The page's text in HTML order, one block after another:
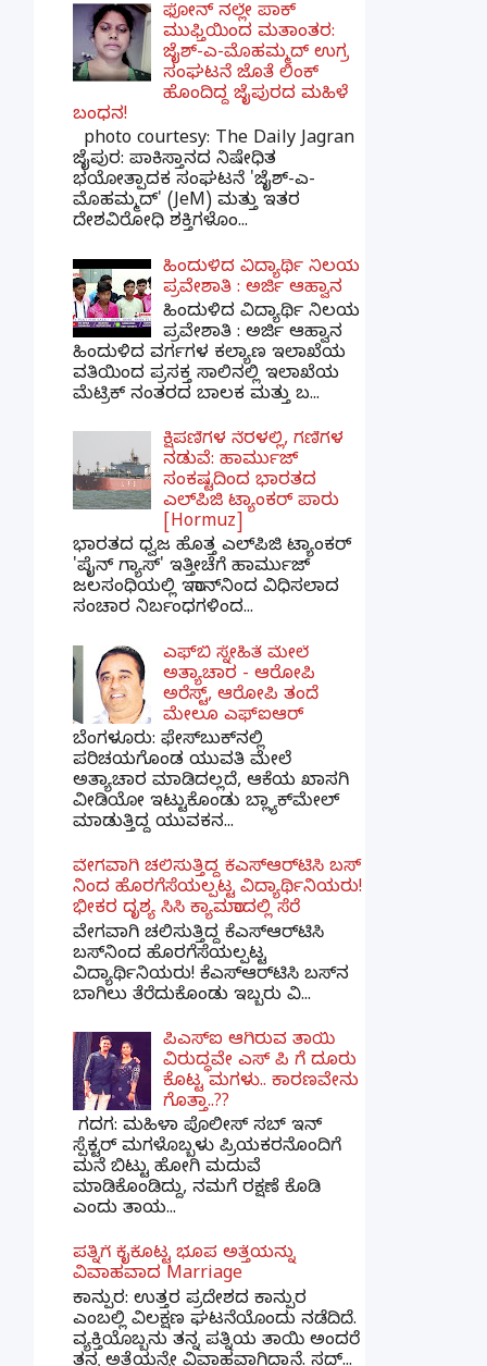
ಫೋನ್ ನಲ್ಲೇ ಪಾಕ್
ಮುಫ್ತಿಯಿಂದ ಮತಾಂತರ:
ಜೈಶ್-ಎ-ಮೊಹಮ್ಮದ್ ಉಗ್ರ
ಸಂಘಟನೆ ಜೊತೆ ಲಿಂಕ್
ಹೊಂದಿದ್ದ ಜೈಪುರದ ಮಹಿಳೆ
ಬಂಧನ!
photo courtesy: The Daily Jagran
ಜೈಪುರ: ಪಾಕಿಸ್ತಾನದ ನಿಷೇಧಿತ
ಭಯೋತ್ಪಾದಕ ಸಂಘಟನೆ 'ಜೈಶ್-ಎ-
ಮೊಹಮ್ಮದ್' (JeM) ಮತ್ತು ಇತರ
ದೇಶವಿರೋಧಿ ಶಕ್ತಿಗಳೊಂ...
ಹಿಂದುಳಿದ ವಿದ್ಯಾರ್ಥಿ ನಿಲಯ
ಪ್ರವೇಶಾತಿ : ಅರ್ಜಿ ಆಹ್ವಾನ
ಹಿಂದುಳಿದ ವಿದ್ಯಾರ್ಥಿ ನಿಲಯ
ಪ್ರವೇಶಾತಿ : ಅರ್ಜಿ ಆಹ್ವಾನ
ಹಿಂದುಳಿದ ವರ್ಗಗಳ ಕಲ್ಯಾಣ ಇಲಾಖೆಯ
ವತಿಯಿಂದ ಪ್ರಸಕ್ತ ಸಾಲಿನಲ್ಲಿ ಇಲಾಖೆಯ
ಮೆಟ್ರಿಕ್ ನಂತರದ ಬಾಲಕ ಮತ್ತು ಬ...
ಕ್ಷಿಪಣಿಗಳ ನೆರಳಲ್ಲಿ, ಗಣಿಗಳ
ನಡುವೆ: ಹಾರ್ಮುಜ್
ಸಂಕಷ್ಟದಿಂದ ಭಾರತದ
ಎಲ್‌ಪಿಜಿ ಟ್ಯಾಂಕರ್ ಪಾರು
[Hormuz]
ಭಾರತದ ಧ್ವಜ ಹೊತ್ತ ಎಲ್‌ಪಿಜಿ ಟ್ಯಾಂಕರ್
'ಪೈನ್ ಗ್ಯಾಸ್' ಇತ್ತೀಚೆಗೆ ಹಾರ್ಮುಜ್
ಜಲಸಂಧಿಯಲ್ಲಿ ಇರಾನ್‌ನಿಂದ ವಿಧಿಸಲಾದ
ಸಂಚಾರ ನಿರ್ಬಂಧಗಳಿಂದ...
ಎಫ್‌ಬಿ ಸ್ನೇಹಿತೆ ಮೇಲೆ
ಅತ್ಯಾಚಾರ - ಆರೋಪಿ
ಅರೆಸ್ಟ್, ಆರೋಪಿ ತಂದೆ
ಮೇಲೂ ಎಫ್ಐಆರ್
ಬೆಂಗಳೂರು: ಫೇಸ್‌ಬುಕ್‌ನಲ್ಲಿ
ಪರಿಚಯಗೊಂಡ ಯುವತಿ ಮೇಲೆ
ಅತ್ಯಾಚಾರ ಮಾಡಿದಲ್ಲದೆ, ಆಕೆಯ ಖಾಸಗಿ
ವೀಡಿಯೋ ಇಟ್ಟುಕೊಂಡು ಬ್ಲ್ಯಾಕ್‌ಮೇಲ್
ಮಾಡುತ್ತಿದ್ದ ಯುವಕನ...
ವೇಗವಾಗಿ ಚಲಿಸುತ್ತಿದ್ದ ಕೆಎಸ್​ಆರ್​ಟಿಸಿ ಬಸ್​
ನಿಂದ ಹೊರಗೆಸೆಯಲ್ಪಟ್ಟ ವಿದ್ಯಾರ್ಥಿನಿಯರು!
ಭೀಕರ ದೃಶ್ಯ ಸಿಸಿ ಕ್ಯಾಮರಾದಲ್ಲಿ ಸೆರೆ
ವೇಗವಾಗಿ ಚಲಿಸುತ್ತಿದ್ದ ಕೆಎಸ್‌ಆರ್‌ಟಿಸಿ
ಬಸ್‌ನಿಂದ ಹೊರಗೆಸೆಯಲ್ಪಟ್ಟ
ವಿದ್ಯಾರ್ಥಿನಿಯರು! ಕೆಎಸ್‌ಆರ್‌ಟಿಸಿ ಬಸ್‌ನ
ಬಾಗಿಲು ತೆರೆದುಕೊಂಡು ಇಬ್ಬರು ವಿ...
ಪಿಎಸ್​ಐ ಆಗಿರುವ ತಾಯಿ
ವಿರುದ್ಧವೇ ಎಸ್ ಪಿ ಗೆ ದೂರು
ಕೊಟ್ಟ ಮಗಳು.. ಕಾರಣವೇನು
ಗೊತ್ತಾ..??
ಗದಗ​: ಮಹಿಳಾ ಪೊಲೀಸ್​ ಸಬ್ ​ಇನ್​
ಸ್ಪೆಕ್ಟರ್​ ಮಗಳೊಬ್ಬಳು ಪ್ರಿಯಕರನೊಂದಿಗೆ
ಮನೆ ಬಿಟ್ಟು ಹೋಗಿ ಮದುವೆ
ಮಾಡಿಕೊಂಡಿದ್ದು, ನಮಗೆ ರಕ್ಷಣೆ ಕೊಡಿ
ಎಂದು ತಾಯ...
ಪತ್ನಿಗೆ ಕೈಕೊಟ್ಟ ಭೂಪ ಅತ್ತೆಯನ್ನು
ವಿವಾಹವಾದ Marriage
ಕಾನ್ಪುರ: ಉತ್ತರ ಪ್ರದೇಶದ ಕಾನ್ಪುರ
ಎಂಬಲ್ಲಿ ವಿಲಕ್ಷಣ ಘಟನೆಯೊಂದು ನಡೆದಿದೆ.
ವ್ಯಕ್ತಿಯೊಬ್ಬನು ತನ್ನ ಪತ್ನಿಯ ತಾಯಿ ಅಂದರೆ